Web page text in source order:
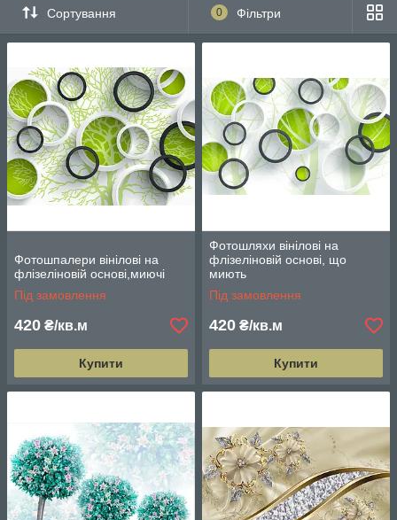
Сортування 0 Фільтри
Фотошпалери вінілові на
флізеліновій основі,миючі
Під замовлення
420 ₴/кв.м
Купити
Фотошляхи вінілові на
флізеліновій основі, що
миють
Під замовлення
420 ₴/кв.м
Купити